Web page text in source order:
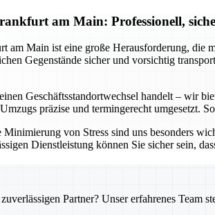
am Main: Professionell,
Main ist eine große Herausforderung, die
Gegenstände sicher und vorsichtig
Geschäftsstandortwechsel handelt – wir
präzise und termingerecht
von Stress sind uns besonders
Dienstleistung können Sie sicher sein,
Partner? Unser erfahrenes